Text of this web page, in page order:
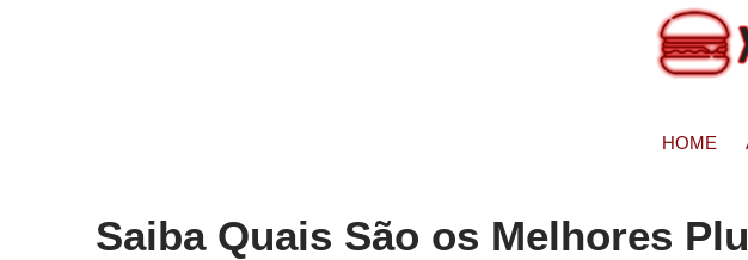
HOME
Saiba Quais São os Melhores